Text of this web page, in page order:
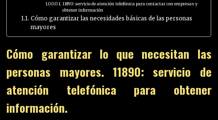
11890: servicio de atención telefónica para contactar con empresas y
obtener información
Cómo garantizar las necesidades básicas de las personas
mayores
Cómo garantizar lo que necesitan las
personas mayores. 11890: servicio de
atención telefónica para obtener
información.